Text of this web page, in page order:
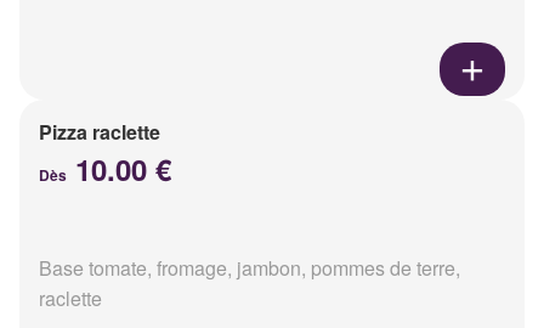
Pizza raclette
Dès 10.00 €
Base tomate, fromage, jambon, pommes de terre,
raclette